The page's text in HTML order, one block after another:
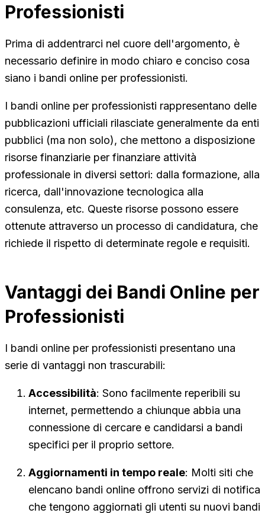
Professionisti
Prima di addentrarci nel cuore dell'argomento, è
necessario definire in modo chiaro e conciso cosa
siano i bandi online per professionisti.
I bandi online per professionisti rappresentano delle
pubblicazioni ufficiali rilasciate generalmente da enti
pubblici (ma non solo), che mettono a disposizione
risorse finanziarie per finanziare attività
professionale in diversi settori: dalla formazione, alla
ricerca, dall'innovazione tecnologica alla
consulenza, etc. Queste risorse possono essere
ottenute attraverso un processo di candidatura, che
richiede il rispetto di determinate regole e requisiti.
Vantaggi dei Bandi Online per
Professionisti
I bandi online per professionisti presentano una
serie di vantaggi non trascurabili:
Accessibilità: Sono facilmente reperibili su
internet, permettendo a chiunque abbia una
connessione di cercare e candidarsi a bandi
specifici per il proprio settore.
Aggiornamenti in tempo reale: Molti siti che
elencano bandi online offrono servizi di notifica
che tengono aggiornati gli utenti su nuovi bandi